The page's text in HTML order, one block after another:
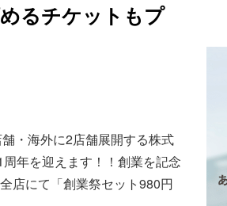
るチケットもプ
・海外に2店舗展開する株式
年を迎えます！！創業を記念
店にて「創業祭セット980円